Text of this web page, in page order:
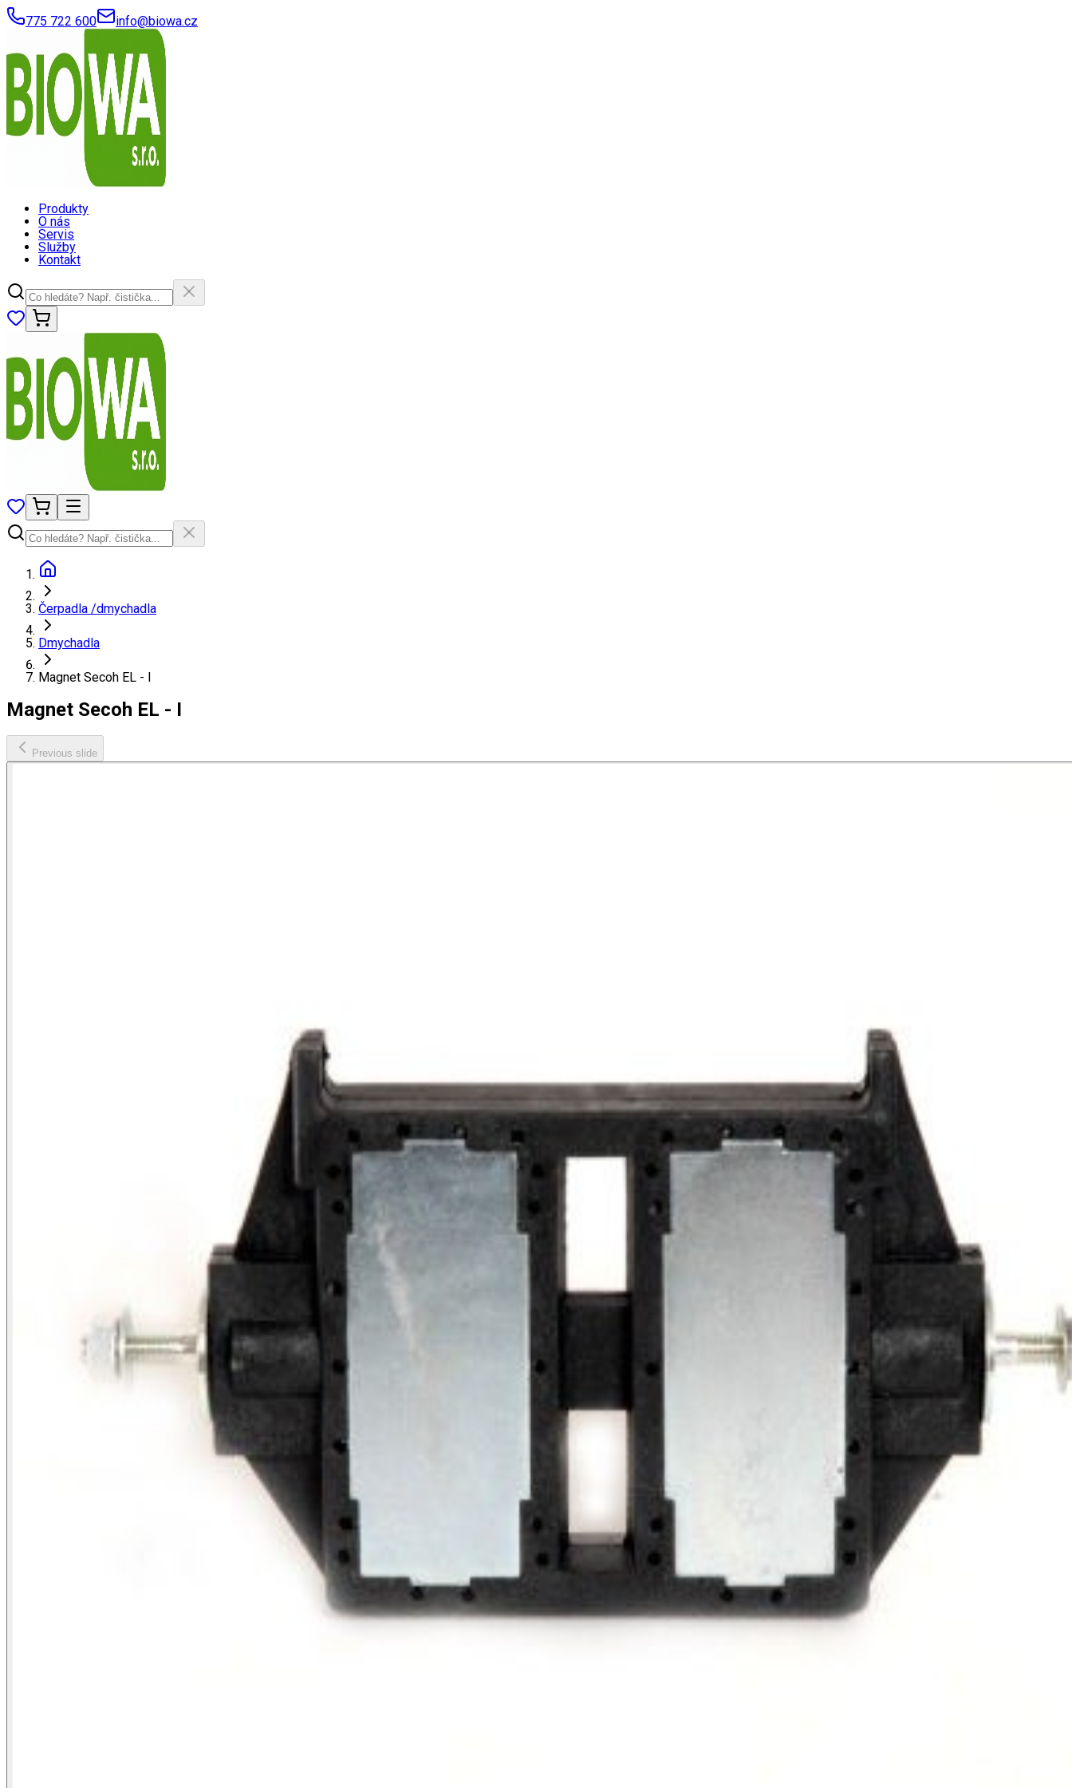
775 722 600 info@biowa.cz
Produkty
O nás
Servis
Služby
Kontakt
Čerpadla /dmychadla
Dmychadla
Magnet Secoh EL - I
Magnet Secoh EL - I
Previous slide